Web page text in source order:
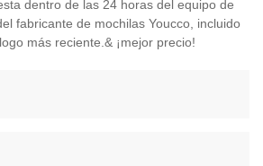
dentro de las 24 horas del equipo de
fabricante de mochilas Youcco, incluido
más reciente.& ¡mejor precio!